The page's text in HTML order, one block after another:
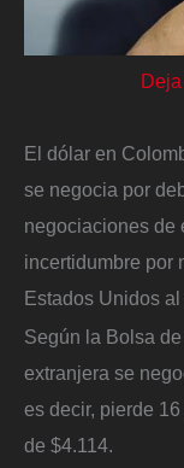
El dólar en
se negocia por
negociaciones de
incertidumbre por
Estados Unidos al
Según la Bolsa
extranjera se
es decir, pierde
de $4.114.